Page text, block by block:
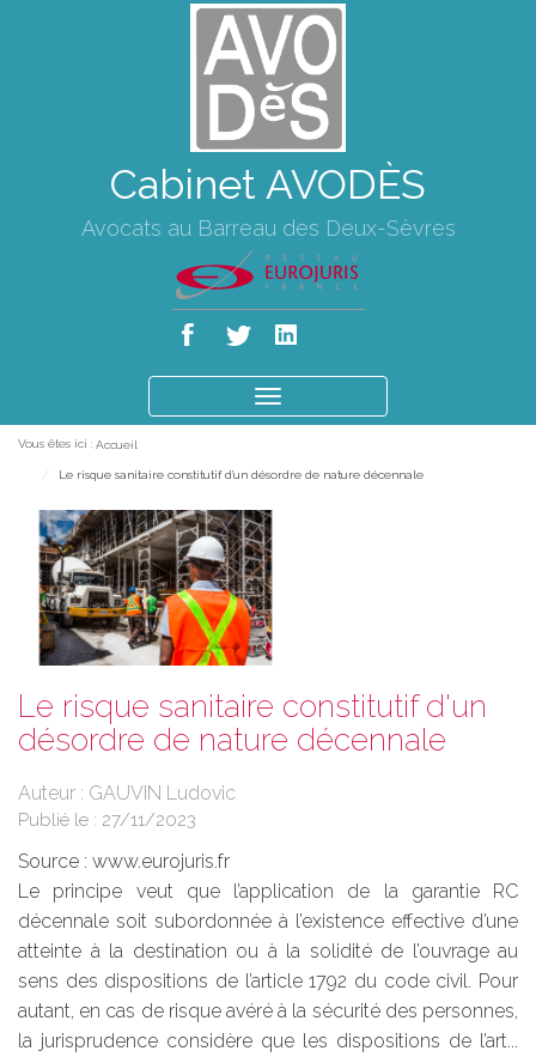
Cabinet AVODÈS
Avocats au Barreau des Deux-Sèvres
le
Vous êtes ici : Accueil
Le risque sanitaire constitutif d'un désordre de nature décennale
Le risque sanitaire constitutif d'un
désordre de nature décennale
Auteur : GAUVIN Ludovic
Publié le : 27/11/2023
Source : www.eurojuris.fr
Le principe veut que l’application de la garantie RC
décennale soit subordonnée à l’existence effective d’une
atteinte à la destination ou à la solidité de l’ouvrage au
sens des dispositions de l’article 1792 du code civil. Pour
autant, en cas de risque avéré à la sécurité des personnes,
la jurisprudence considère que les dispositions de l’art...